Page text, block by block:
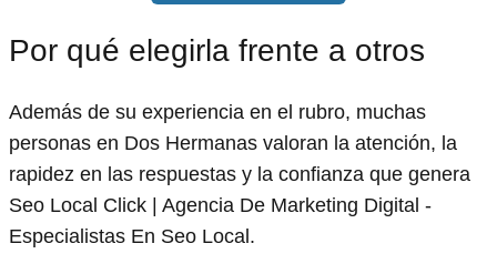
Por qué elegirla frente a otros
Además de su experiencia en el rubro, muchas
personas en Dos Hermanas valoran la atención, la
rapidez en las respuestas y la confianza que genera
Seo Local Click | Agencia De Marketing Digital -
Especialistas En Seo Local.